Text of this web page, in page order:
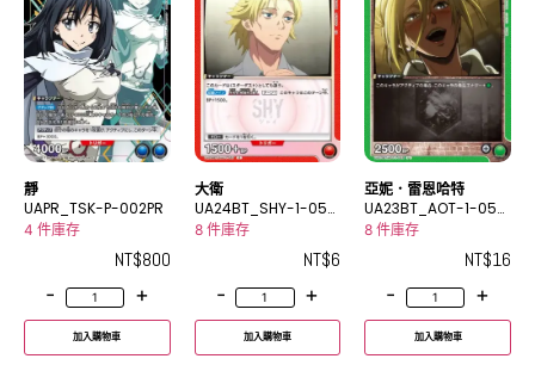
靜
UAPR_TSK-P-002PR
4 件庫存
NT$800
-
+
加入購物車
大衛
UA24BT_SHY-1-057
C
8 件庫存
NT$6
-
+
加入購物車
亞妮．雷恩哈特
UA23BT_AOT-1-052
U
8 件庫存
NT$16
-
+
加入購物車